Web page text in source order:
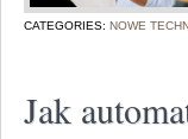
CATEGORIES: NOWE
Jak